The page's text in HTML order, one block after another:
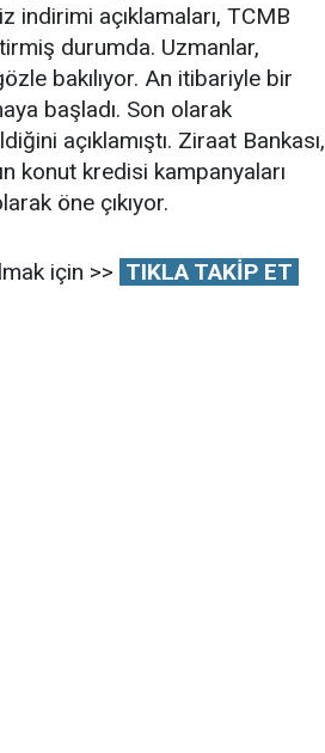
indirimi açıklamaları, TCMB
durumda. Uzmanlar,
bakılıyor. An itibariyle bir
başladı. Son olarak
açıklamıştı. Ziraat Bankası,
konut kredisi kampanyaları
öne çıkıyor.
için >> TIKLA TAKİP ET